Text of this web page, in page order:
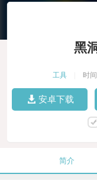
黑
工具 时
安卓下载
简介